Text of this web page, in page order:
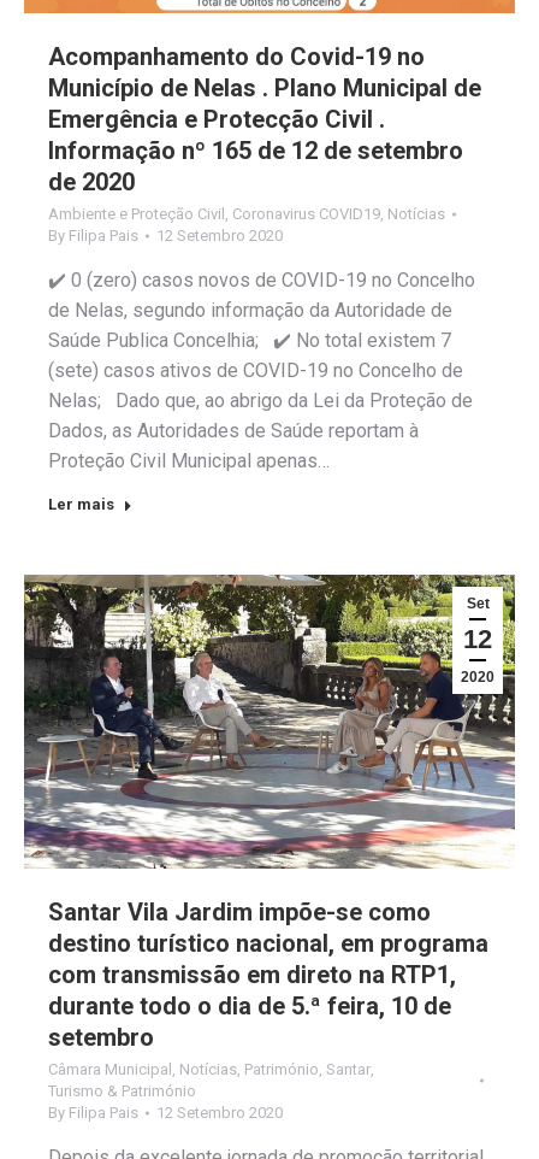
Acompanhamento do Covid-19 no
Município de Nelas . Plano Municipal de
Emergência e Protecção Civil .
Informação nº 165 de 12 de setembro
de 2020
Ambiente e Proteção Civil Coronavirus COVID19 Notícias
By Filipa Pais 12 Setembro 2020
✔️ 0 (zero) casos novos de COVID-19 no Concelho
de Nelas, segundo informação da Autoridade de
Saúde Publica Concelhia; ✔️ No total existem 7
(sete) casos ativos de COVID-19 no Concelho de
Nelas; Dado que, ao abrigo da Lei da Proteção de
Dados, as Autoridades de Saúde reportam à
Proteção Civil Municipal apenas…
Ler mais
Set
12
2020
Santar Vila Jardim impõe-se como
destino turístico nacional, em programa
com transmissão em direto na RTP1,
durante todo o dia de 5.ª feira, 10 de
setembro
Câmara Municipal , Notícias, Património, Santar,
Turismo & Património
By Filipa Pais 12 Setembro 2020